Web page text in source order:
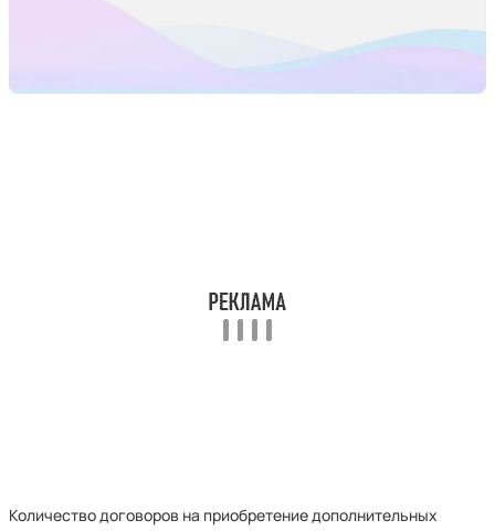
Количество договоров на приобретение дополнительных